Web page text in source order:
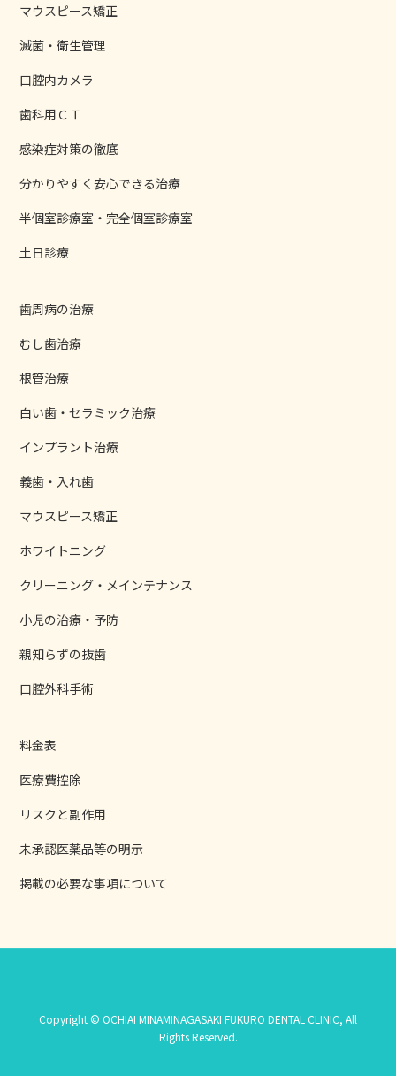
マウスピース矯正
滅菌・衛生管理
口腔内カメラ
歯科用ＣＴ
感染症対策の徹底
分かりやすく安心できる治療
半個室診療室・完全個室診療室
土日診療
歯周病の治療
むし歯治療
根管治療
白い歯・セラミック治療
インプラント治療
義歯・入れ歯
マウスピース矯正
ホワイトニング
クリーニング・メインテナンス
小児の治療・予防
親知らずの抜歯
口腔外科手術
料金表
医療費控除
リスクと副作用
未承認医薬品等の明示
掲載の必要な事項について
Copyright © OCHIAI MINAMINAGASAKI FUKURO DENTAL CLINIC, All
Rights Reserved.